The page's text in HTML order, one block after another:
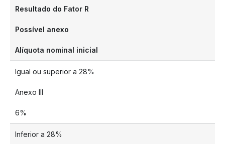
Resultado do Fator R
Possível anexo
Alíquota nominal inicial
Igual ou superior a 28%
Anexo III
6%
Inferior a 28%